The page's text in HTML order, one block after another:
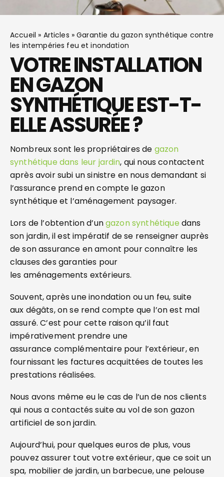
Accueil » Articles »Garantie du gazon synthétique contre
les intempéries feu et inondation
VOTRE INSTALLATION
EN GAZON
SYNTHÉTIQUE EST-T-
ELLE ASSURÉE ?
Nombreux sont les propriétaires de gazon
synthétique dans leur jardin, qui nous contactent
après avoir subi un sinistre en nous demandant si
l’assurance prend en compte le gazon
synthétique et l’aménagement paysager.
Lors de l’obtention d’ungazon synthétique dans
son jardin, il est impératif de se renseigner auprès
de son assurance en amont pour connaître les
clauses des garanties pour
les aménagements extérieurs.
Souvent, après une inondation ou un feu, suite
aux dégâts, on se rend compte que l’on est mal
assuré. C’est pour cette raison qu’il faut
impérativement prendre une
assurance complémentaire pour l’extérieur, en
fournissant les factures acquittées de toutes les
prestations réalisées.
Nous avons même eu le cas de l’un de nos clients
qui nous a contactés suite au vol de son gazon
artificiel de son jardin.
Aujourd’hui, pour quelques euros de plus, vous
pouvez assurer tout votre extérieur, que ce soit un
spa, mobilier de jardin, un barbecue, une pelouse